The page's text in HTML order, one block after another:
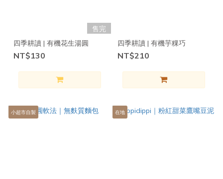
售完
四季耕讀 | 有機花生湯圓
NT$130
四季耕讀 | 有機芋粿巧
NT$210
小超市自製 在地